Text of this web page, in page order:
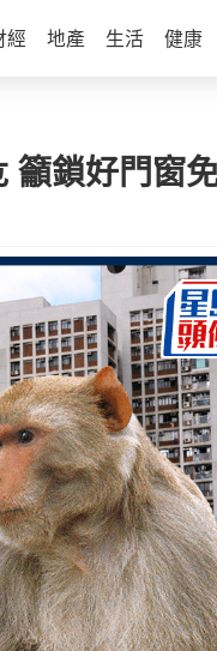
經 地產 生活 健康
籲鎖好門窗